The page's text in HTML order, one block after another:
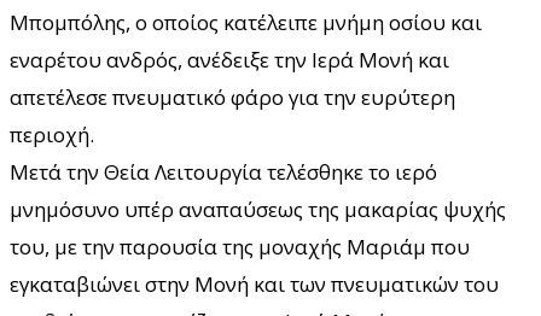
Μπομπόλης, ο οποίος κατέλειπε μνήμη οσίου και
εναρέτου ανδρός, ανέδειξε την Ιερά Μονή και
απετέλεσε πνευματικό φάρο για την ευρύτερη
περιοχή.
Μετά την Θεία Λειτουργία τελέσθηκε το ιερό
μνημόσυνο υπέρ αναπαύσεως της μακαρίας ψυχής
του, με την παρουσία της μοναχής Μαριάμ που
εγκαταβιώνει στην Μονή και των πνευματικών του